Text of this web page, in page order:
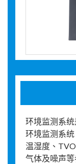
环境监测系
环境监测系
温湿度、
气体及噪声